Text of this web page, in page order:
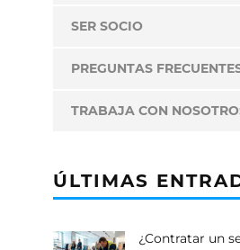
SER SOCIO
PREGUNTAS
TRABAJA CON
ÚLTIMAS
¿Contratar un